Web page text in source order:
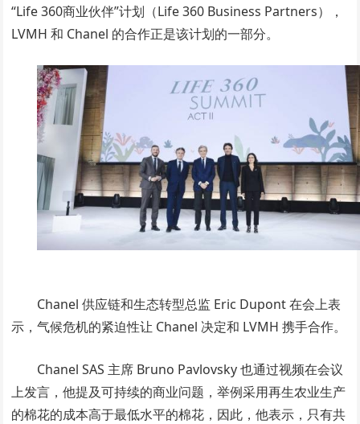
“Life 360商业伙伴”计划（Life 360 Business Partners），
LVMH 和 Chanel 的合作正是该计划的一部分。
Chanel 供应链和生态转型总监 Eric Dupont 在会上表
示，气候危机的紧迫性让 Chanel 决定和 LVMH 携手合作。
Chanel SAS 主席 Bruno Pavlovsky 也通过视频在会议
上发言，他提及可持续的商业问题，举例采用再生农业生产
的棉花的成本高于最低水平的棉花，因此，他表示，只有共